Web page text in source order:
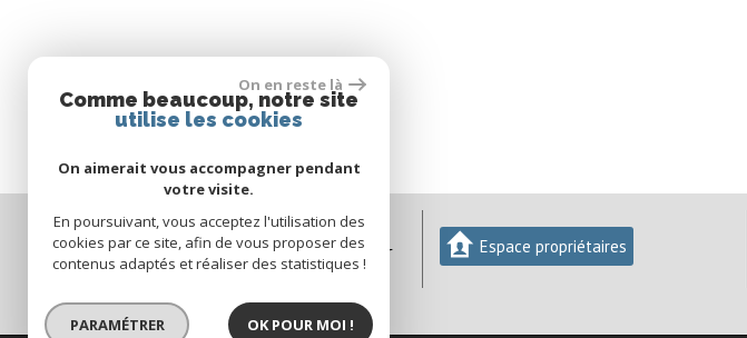
04 68 29 74 37
agmimmobilier66@orange.fr
76 avenue du Haut Vernet
Espace propriétaires
On en reste là
Comme beaucoup, notre site
utilise les cookies
On aimerait vous accompagner pendant
votre visite.
En poursuivant, vous acceptez l'utilisation des
cookies par ce site, afin de vous proposer des
contenus adaptés et réaliser des statistiques !
PARAMÉTRER OK POUR MOI !